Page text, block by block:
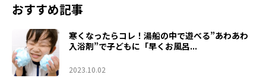
おすすめ記事
寒くなったらコレ！湯船の中で遊べる”あわあわ
入浴剤”で子どもに「早くお風呂...
2023.10.02